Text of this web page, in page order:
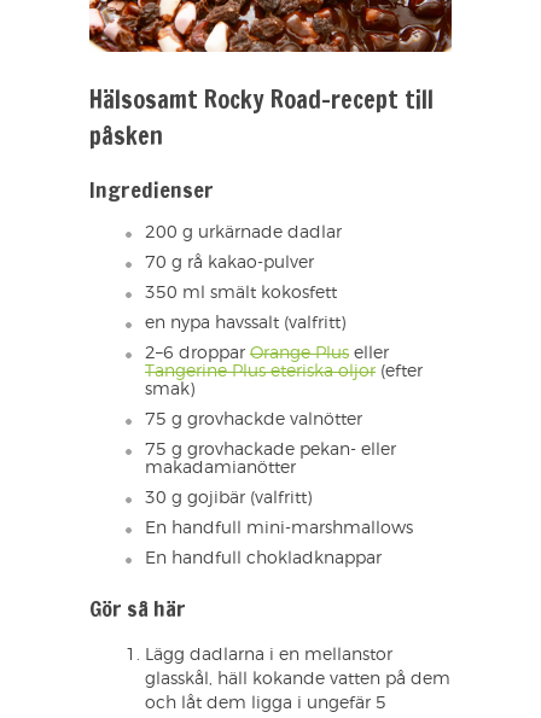
Hälsosamt Rocky Road-recept till
påsken
Ingredienser
200 g urkärnade dadlar
70 g rå kakao-pulver
350 ml smält kokosfett
en nypa havssalt (valfritt)
2–6 droppar Orange Plus eller
Tangerine Plus eteriska oljor (efter
smak)
75 g grovhackde valnötter
75 g grovhackade pekan- eller
makadamianötter
30 g gojibär (valfritt)
En handfull mini-marshmallows
En handfull chokladknappar
Gör så här
Lägg dadlarna i en mellanstor
glasskål, häll kokande vatten på dem
och låt dem ligga i ungefär 5